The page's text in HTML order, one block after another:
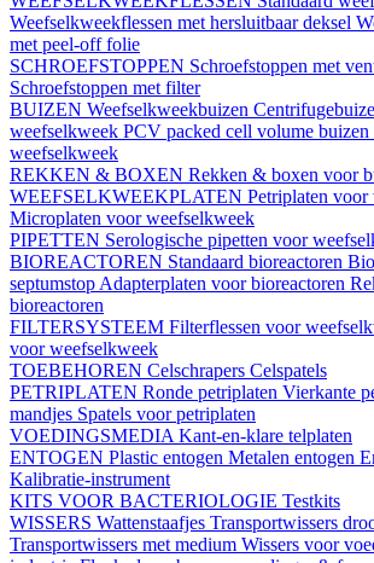
Weefselkweekflessen met hersluitbaar deksel
met peel-off folie
SCHROEFSTOPPEN Schroefstoppen met
Schroefstoppen met filter
BUIZEN Weefselkweekbuizen
weefselkweek PCV packed cell volume buizen
weefselkweek
REKKEN & BOXEN Rekken & boxen voor
WEEFSELKWEEKPLATEN Petriplaten
Microplaten voor weefselkweek
PIPETTEN Serologische pipetten voor
BIOREACTOREN Standaard bioreactoren
septumstop Adapterplaten voor bioreactoren
bioreactoren
FILTERSYSTEEM Filterflessen voor
voor weefselkweek
TOEBEHOREN Celschrapers Celspatels
PETRIPLATEN Ronde petriplaten Vierkante
mandjes Spatels voor petriplaten
VOEDINGSMEDIA Kant-en-klare telplaten
ENTOGEN Plastic entogen Metalen entogen
Kalibratie-instrument
KITS VOOR BACTERIOLOGIE Testkits
WISSERS Wattenstaafjes Transportwissers
Transportwissers met medium Wissers voor